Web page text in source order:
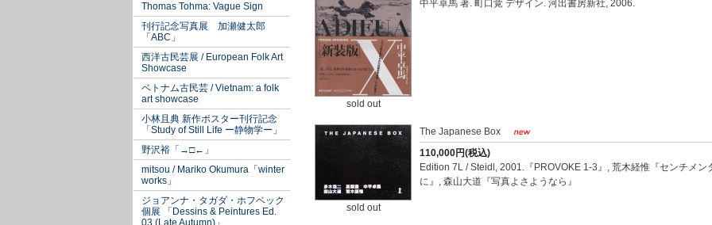
Thomas Tohma: Vague Sign
刊行記念写真展 加瀬健太郎
「ABC」
西洋古民芸展 / European Folk Art
Showcase
ベトナム古民芸 / Vietnam: a folk
art showcase
小林且典 新作ポスター刊行記念
「Study of Still Life ー静物学ー」
野沢裕「→□←」
mitsou / Mariko Okumura「winter
works」
ジョアンナ・タガダ・ホフベック
個展 「Dessins & Peintures Ed.
03 (Late Autumn)」
sold out
中平卓馬 著. 町口覚 デザイン. 河出書房新社, 2006.
sold out
The Japanese Box
110,000円(税込)
Edition 7L / Steidl, 2001.『PROVOKE 1-3』, 荒木経惟『センチメ
に』, 森山大道『写真よさようなら』